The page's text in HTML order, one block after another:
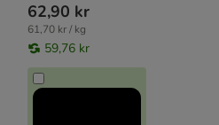
62,90 kr
61,70 kr / kg
59,76 kr